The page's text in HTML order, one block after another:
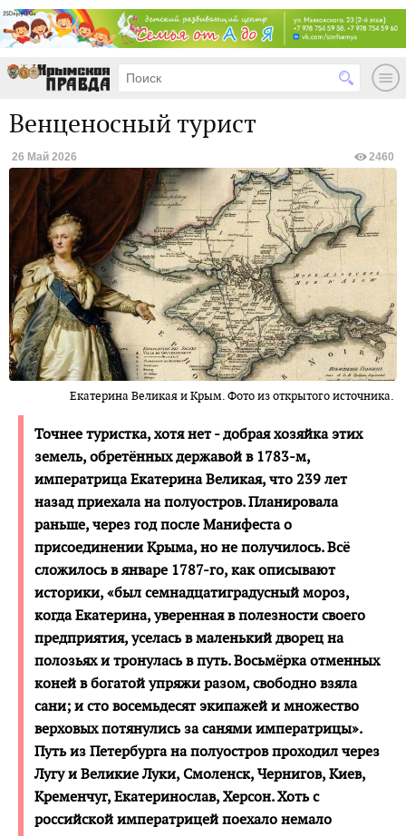
Венценосный турист
26 Май 2026 2460
Екатерина Великая и Крым. Фото из открытого источника.
Точнее туристка, хотя нет - добрая хозяйка этих
земель, обретённых державой в 1783-м,
императрица Екатерина Великая, что 239 лет
назад приехала на полуостров. Планировала
раньше, через год после Манифеста о
присоединении Крыма, но не получилось. Всё
сложилось в январе 1787-го, как описывают
историки, «был семнадцатиградусный мороз,
когда Екатерина, уверенная в полезности своего
предприятия, уселась в маленький дворец на
полозьях и тронулась в путь. Восьмёрка отменных
коней в богатой упряжи разом, свободно взяла
сани; и сто восемьдесят экипажей и множество
верховых потянулись за санями императрицы».
Путь из Петербурга на полуостров проходил через
Лугу и Великие Луки, Смоленск, Чернигов, Киев,
Кременчуг, Екатеринослав, Херсон. Хоть с
российской императрицей поехало немало